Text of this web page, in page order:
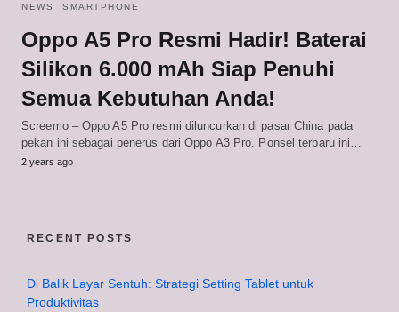
NEWS SMARTPHONE
Oppo A5 Pro Resmi Hadir! Baterai
Silikon 6.000 mAh Siap Penuhi
Semua Kebutuhan Anda!
Screemo – Oppo A5 Pro resmi diluncurkan di pasar China pada
pekan ini sebagai penerus dari Oppo A3 Pro. Ponsel terbaru ini…
2 years ago
RECENT POSTS
Di Balik Layar Sentuh: Strategi Setting Tablet untuk
Produktivitas